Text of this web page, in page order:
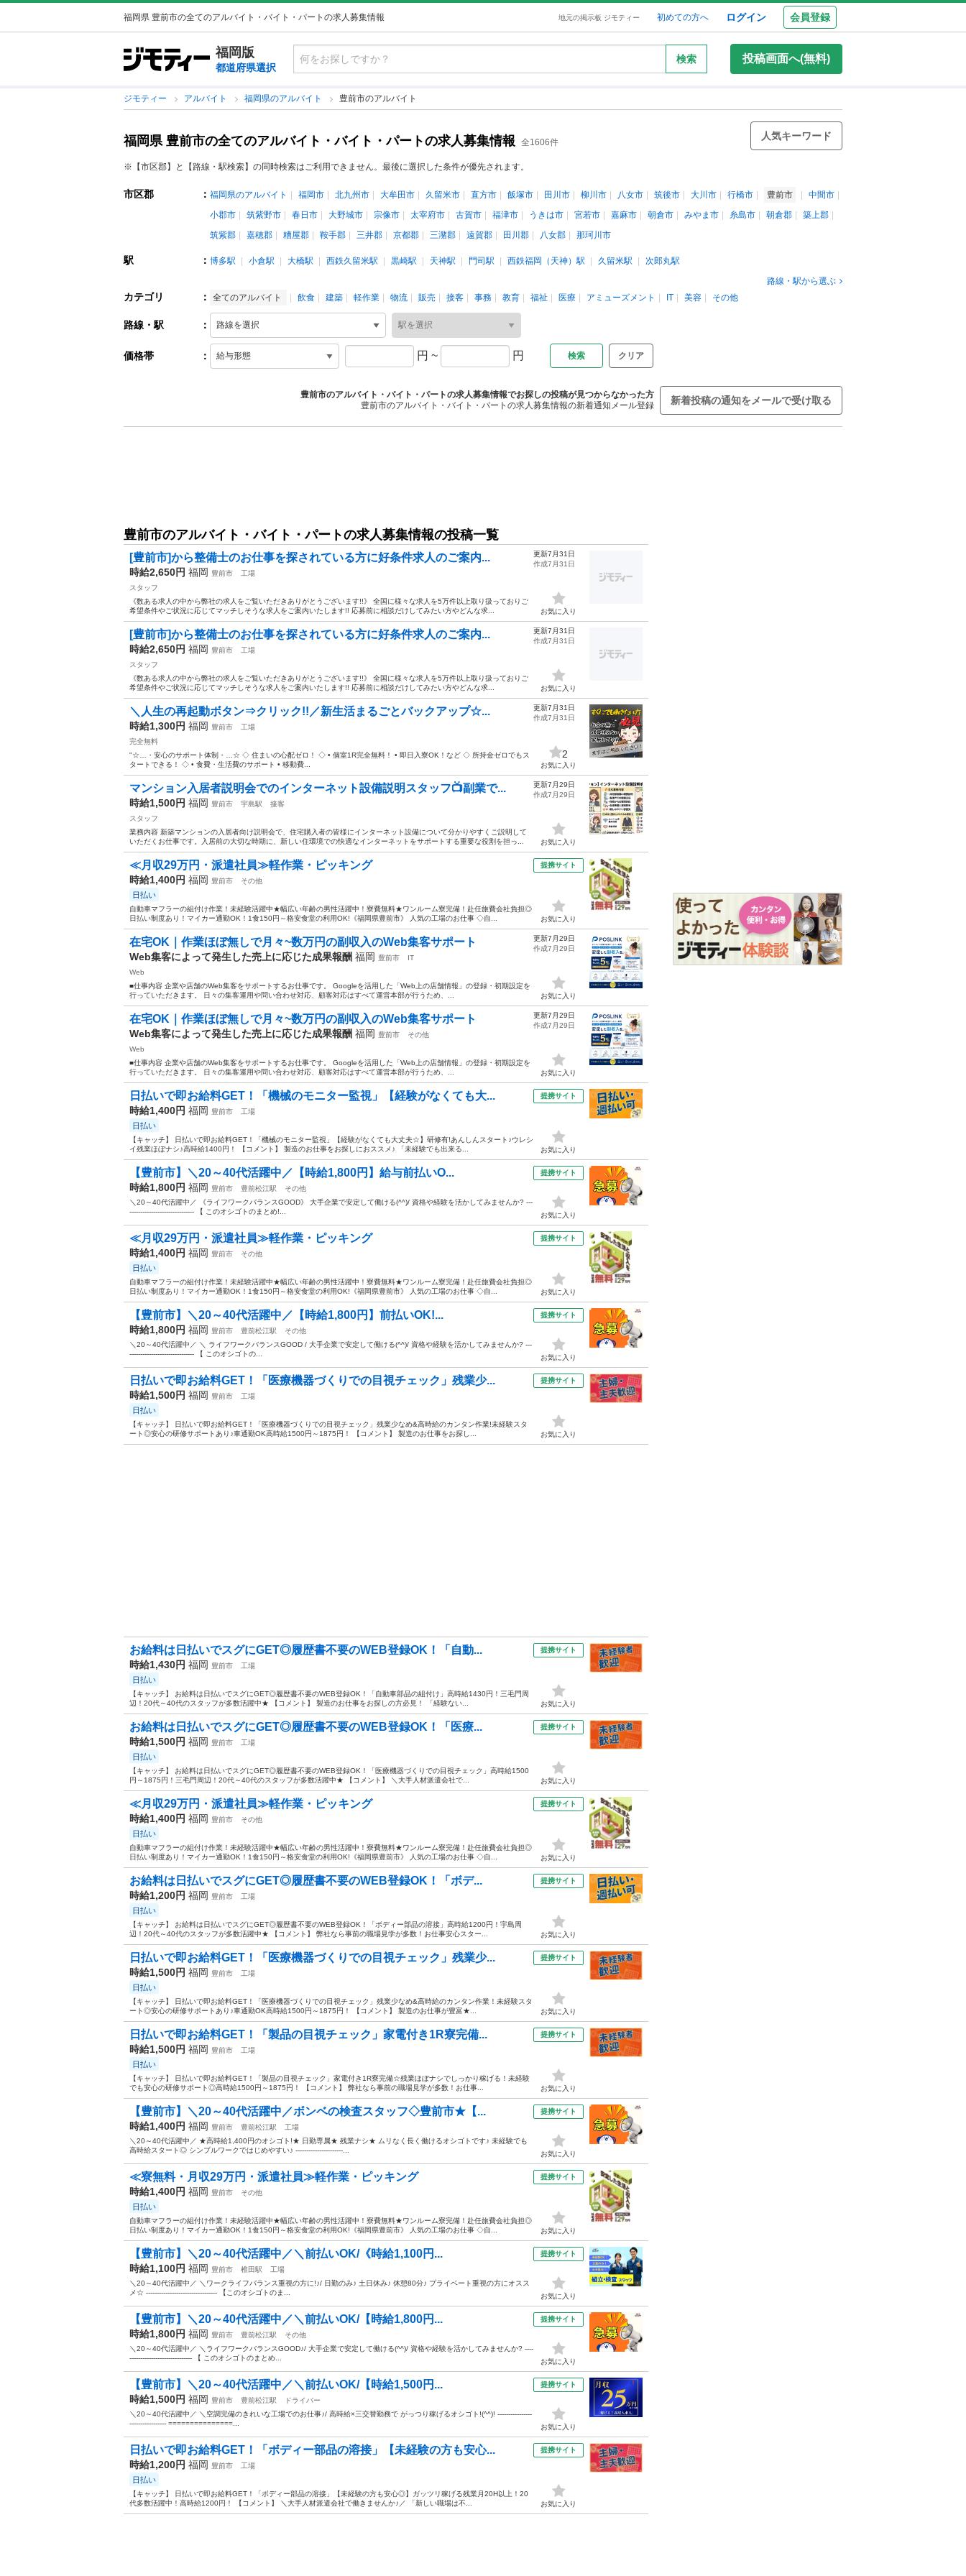
福岡県 豊前市の全てのアルバイト・バイト・パートの求人募集情報 地元の掲示板 ジモティー 初めての方へ ログイン 会員登録
福岡版
都道府県選択
検索 投稿画面へ(無料)
ジモティー アルバイト 福岡県のアルバイト 豊前市のアルバイト
福岡県 豊前市の全てのアルバイト・バイト・パートの求人募集情報 全1606件
人気キーワード
※【市区郡】と【路線・駅検索】の同時検索はご利用できません。最後に選択した条件が優先されます。
市区郡 ： 福岡県のアルバイト 福岡市 北九州市 大牟田市 久留米市 直方市 飯塚市 田川市 柳川市 八女市 筑後市 大川市 行橋市 豊前市
中間市
小郡市
筑紫野市 春日市 大野城市 宗像市 太宰府市 古賀市 福津市 うきは市 宮若市 嘉麻市 朝倉市 みやま市 糸島市 朝倉郡
築上郡
筑紫郡
嘉穂郡 糟屋郡 鞍手郡 三井郡 京都郡 三潴郡 遠賀郡 田川郡 八女郡 那珂川市
駅 ： 博多駅 小倉駅 大橋駅 西鉄久留米駅 黒崎駅 天神駅 門司駅 西鉄福岡（天神）駅 久留米駅
次郎丸駅
路線・駅から選ぶ
カテゴリ ： 全てのアルバイト 飲食 建築 軽作業 物流 販売 接客 事務 教育 福祉 医療 アミューズメント IT 美容 その他
路線・駅 ：
価格帯 ： 円 ~ 円 クリア
豊前市のアルバイト・バイト・パートの求人募集情報でお探しの投稿が見つからなかった方
豊前市のアルバイト・バイト・パートの求人募集情報の新着通知メール登録
新着投稿の通知をメールで受け取る
豊前市のアルバイト・バイト・パートの求人募集情報の投稿一覧
[豊前市]から整備士のお仕事を探されている方に好条件求人のご案内...
時給2,650円 福岡 豊前市
工場
スタッフ
《数ある求人の中から弊社の求人をご覧いただきありがとうございます!!》 全国に様々な求人を5万件以上取り扱っておりご
希望条件やご状況に応じてマッチしそうな求人をご案内いたします!! 応募前に相談だけしてみたい方やどんな求...
更新7月31日
作成7月31日
お気に入り
[豊前市]から整備士のお仕事を探されている方に好条件求人のご案内...
時給2,650円 福岡 豊前市
工場
スタッフ
《数ある求人の中から弊社の求人をご覧いただきありがとうございます!!》 全国に様々な求人を5万件以上取り扱っておりご
希望条件やご状況に応じてマッチしそうな求人をご案内いたします!! 応募前に相談だけしてみたい方やどんな求...
更新7月31日
作成7月31日
お気に入り
＼人生の再起動ボタン⇒クリック!!／新生活まるごとバックアップ☆...
時給1,300円 福岡 豊前市
工場
完全無料
"☆…・安心のサポート体制・…☆ ◇ 住まいの心配ゼロ！ ◇ • 個室1R完全無料！ • 即日入寮OK！など ◇ 所持金ゼロでもス
タートできる！ ◇ • 食費・生活費のサポート • 移動費...
更新7月31日
作成7月31日
2
お気に入り
マンション入居者説明会でのインターネット設備説明スタッフ📺副業で...
時給1,500円 福岡 豊前市 宇島駅
接客
スタッフ
業務内容 新築マンションの入居者向け説明会で、住宅購入者の皆様にインターネット設備について分かりやすくご説明して
いただくお仕事です。入居前の大切な時期に、新しい住環境での快適なインターネットをサポートする重要な役割を担っ...
更新7月29日
作成7月29日
お気に入り
≪月収29万円・派遣社員≫軽作業・ピッキング
時給1,400円 福岡 豊前市 その他
日払い
自動車マフラーの組付け作業！未経験活躍中★幅広い年齢の男性活躍中！寮費無料★ワンルーム寮完備！赴任旅費会社負担◎
日払い制度あり！マイカー通勤OK！1食150円～格安食堂の利用OK!《福岡県豊前市》 人気の工場のお仕事 ◇自...
提携サイト
お気に入り
在宅OK｜作業ほぼ無しで月々~数万円の副収入のWeb集客サポート
Web集客によって発生した売上に応じた成果報酬 福岡 豊前市
IT
Web
■仕事内容 企業や店舗のWeb集客をサポートするお仕事です。 Googleを活用した「Web上の店舗情報」の登録・初期設定を
行っていただきます。 日々の集客運用や問い合わせ対応、顧客対応はすべて運営本部が行うため、...
更新7月29日
作成7月29日
お気に入り
在宅OK｜作業ほぼ無しで月々~数万円の副収入のWeb集客サポート
Web集客によって発生した売上に応じた成果報酬 福岡 豊前市
その他
Web
■仕事内容 企業や店舗のWeb集客をサポートするお仕事です。 Googleを活用した「Web上の店舗情報」の登録・初期設定を
行っていただきます。 日々の集客運用や問い合わせ対応、顧客対応はすべて運営本部が行うため、...
更新7月29日
作成7月29日
お気に入り
日払いで即お給料GET！「機械のモニター監視」【経験がなくても大...
時給1,400円 福岡 豊前市 工場
日払い
【キャッチ】 日払いで即お給料GET！「機械のモニター監視」【経験がなくても大丈夫☆】研修有!あんしんスタート♪ウレシ
イ残業ほぼナシ♪高時給1400円！ 【コメント】 製造のお仕事をお探しにおススメ♪ 「未経験でも出来る...
提携サイト
お気に入り
【豊前市】＼20～40代活躍中／【時給1,800円】給与前払いO...
時給1,800円 福岡 豊前市 豊前松江駅
その他
＼20～40代活躍中／ 《ライフワークバランスGOOD》 大手企業で安定して働ける(^^)/ 資格や経験を活かしてみませんか? ---
------------------------------ 【 このオシゴトのまとめ!...
提携サイト
お気に入り
≪月収29万円・派遣社員≫軽作業・ピッキング
時給1,400円 福岡 豊前市 その他
日払い
自動車マフラーの組付け作業！未経験活躍中★幅広い年齢の男性活躍中！寮費無料★ワンルーム寮完備！赴任旅費会社負担◎
日払い制度あり！マイカー通勤OK！1食150円～格安食堂の利用OK!《福岡県豊前市》 人気の工場のお仕事 ◇自...
提携サイト
お気に入り
【豊前市】＼20～40代活躍中／【時給1,800円】前払いOK!...
時給1,800円 福岡 豊前市 豊前松江駅
その他
＼20～40代活躍中／ ＼ ライフワークバランスGOOD / 大手企業で安定して働ける(^^)/ 資格や経験を活かしてみませんか? ---
------------------------------ 【 このオシゴトの...
提携サイト
お気に入り
日払いで即お給料GET！「医療機器づくりでの目視チェック」残業少...
時給1,500円 福岡 豊前市 工場
日払い
【キャッチ】 日払いで即お給料GET！「医療機器づくりでの目視チェック」残業少なめ&高時給のカンタン作業!未経験スタ
ート◎安心の研修サポートあり♪車通勤OK高時給1500円～1875円！ 【コメント】 製造のお仕事をお探し...
提携サイト
お気に入り
お給料は日払いでスグにGET◎履歴書不要のWEB登録OK！「自動...
時給1,430円 福岡 豊前市 工場
日払い
【キャッチ】 お給料は日払いでスグにGET◎履歴書不要のWEB登録OK！「自動車部品の組付け」高時給1430円！三毛門周
辺！20代～40代のスタッフが多数活躍中★ 【コメント】 製造のお仕事をお探しの方必見！ 「経験ない...
提携サイト
お気に入り
お給料は日払いでスグにGET◎履歴書不要のWEB登録OK！「医療...
時給1,500円 福岡 豊前市 工場
日払い
【キャッチ】 お給料は日払いでスグにGET◎履歴書不要のWEB登録OK！「医療機器づくりでの目視チェック」高時給1500
円～1875円！三毛門周辺！20代～40代のスタッフが多数活躍中★ 【コメント】 ＼大手人材派遣会社で...
提携サイト
お気に入り
≪月収29万円・派遣社員≫軽作業・ピッキング
時給1,400円 福岡 豊前市 その他
日払い
自動車マフラーの組付け作業！未経験活躍中★幅広い年齢の男性活躍中！寮費無料★ワンルーム寮完備！赴任旅費会社負担◎
日払い制度あり！マイカー通勤OK！1食150円～格安食堂の利用OK!《福岡県豊前市》 人気の工場のお仕事 ◇自...
提携サイト
お気に入り
お給料は日払いでスグにGET◎履歴書不要のWEB登録OK！「ボデ...
時給1,200円 福岡 豊前市 工場
日払い
【キャッチ】 お給料は日払いでスグにGET◎履歴書不要のWEB登録OK！「ボディー部品の溶接」高時給1200円！宇島周
辺！20代～40代のスタッフが多数活躍中★ 【コメント】 弊社なら事前の職場見学が多数！お仕事安心スター...
提携サイト
お気に入り
日払いで即お給料GET！「医療機器づくりでの目視チェック」残業少...
時給1,500円 福岡 豊前市 工場
日払い
【キャッチ】 日払いで即お給料GET！「医療機器づくりでの目視チェック」残業少なめ&高時給のカンタン作業！未経験スタ
ート◎安心の研修サポートあり♪車通勤OK高時給1500円～1875円！ 【コメント】 製造のお仕事が豊富★...
提携サイト
お気に入り
日払いで即お給料GET！「製品の目視チェック」家電付き1R寮完備...
時給1,500円 福岡 豊前市 工場
日払い
【キャッチ】 日払いで即お給料GET！「製品の目視チェック」家電付き1R寮完備☆残業ほぼナシでしっかり稼げる！未経験
でも安心の研修サポート◎高時給1500円～1875円！ 【コメント】 弊社なら事前の職場見学が多数！お仕事...
提携サイト
お気に入り
【豊前市】＼20～40代活躍中／ボンベの検査スタッフ◇豊前市★【...
時給1,400円 福岡 豊前市 豊前松江駅
工場
＼20～40代活躍中／ ★高時給1,400円のオシゴト!★ 日勤専属★ 残業ナシ★ ムリなく長く働けるオシゴトです♪ 未経験でも
高時給スタート◎ シンプルワークではじめやすい♪ ----------------------...
提携サイト
お気に入り
≪寮無料・月収29万円・派遣社員≫軽作業・ピッキング
時給1,400円 福岡 豊前市 その他
日払い
自動車マフラーの組付け作業！未経験活躍中★幅広い年齢の男性活躍中！寮費無料★ワンルーム寮完備！赴任旅費会社負担◎
日払い制度あり！マイカー通勤OK！1食150円～格安食堂の利用OK!《福岡県豊前市》 人気の工場のお仕事 ◇自...
提携サイト
お気に入り
【豊前市】＼20～40代活躍中／＼前払いOK/《時給1,100円...
時給1,100円 福岡 豊前市 椎田駅
工場
＼20～40代活躍中／ ＼ワークライフバランス重視の方に!♪/ 日勤のみ♪ 土日休み♪ 休憩80分♪ プライベート重視の方にオスス
メ☆ --------------------------------- 【このオシゴトのま...
提携サイト
お気に入り
【豊前市】＼20～40代活躍中／＼前払いOK/【時給1,800円...
時給1,800円 福岡 豊前市 豊前松江駅
その他
＼20～40代活躍中／ ＼ライフワークバランスGOOD♪/ 大手企業で安定して働ける(^^)/ 資格や経験を活かしてみませんか? ----
----------------------------- 【 このオシゴトのまとめ...
提携サイト
お気に入り
【豊前市】＼20～40代活躍中／＼前払いOK/【時給1,500円...
時給1,500円 福岡 豊前市 豊前松江駅
ドライバー
＼20～40代活躍中／ ＼空調完備のきれいな工場でのお仕事♪/ 高時給×三交替勤務で がっつり稼げるオシゴト!(^^)! ----------------
----------------- ===============...
提携サイト
お気に入り
日払いで即お給料GET！「ボディー部品の溶接」【未経験の方も安心...
時給1,200円 福岡 豊前市 工場
日払い
【キャッチ】 日払いで即お給料GET！「ボディー部品の溶接」【未経験の方も安心◎】ガッツリ稼げる残業月20H以上！20
代多数活躍中！高時給1200円！ 【コメント】 ＼大手人材派遣会社で働きませんか♪／ 「新しい職場は不...
提携サイト
お気に入り